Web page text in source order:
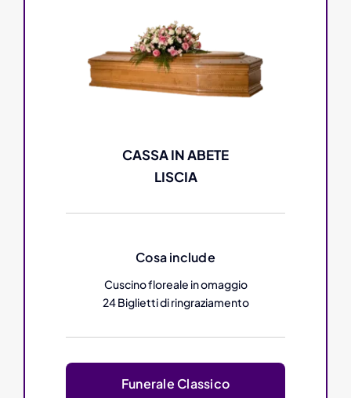
CASSA IN ABETE
LISCIA
Cosa include
Cuscino floreale in omaggio
24 Biglietti di ringraziamento
Funerale Classico